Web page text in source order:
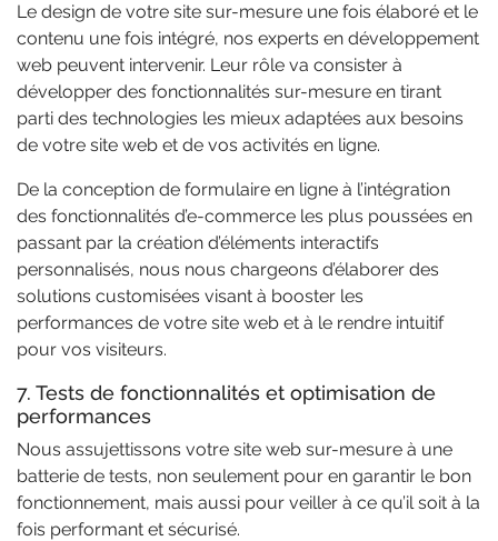
Le design de votre site sur-mesure une fois élaboré et le
contenu une fois intégré, nos experts en développement
web peuvent intervenir. Leur rôle va consister à
développer des fonctionnalités sur-mesure en tirant
parti des technologies les mieux adaptées aux besoins
de votre site web et de vos activités en ligne.
De la conception de formulaire en ligne à l’intégration
des fonctionnalités d’e-commerce les plus poussées en
passant par la création d’éléments interactifs
personnalisés, nous nous chargeons d’élaborer des
solutions customisées visant à booster les
performances de votre site web et à le rendre intuitif
pour vos visiteurs.
7. Tests de fonctionnalités et optimisation de
performances
Nous assujettissons votre site web sur-mesure à une
batterie de tests, non seulement pour en garantir le bon
fonctionnement, mais aussi pour veiller à ce qu’il soit à la
fois performant et sécurisé.